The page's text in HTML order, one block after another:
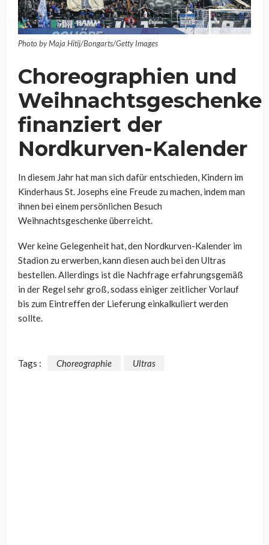
Photo by Maja Hitij/Bongarts/Getty Images
Choreographien und
Weihnachtsgeschenke
finanziert der
Nordkurven-Kalender
In diesem Jahr hat man sich dafür entschieden, Kindern im
Kinderhaus St. Josephs eine Freude zu machen, indem man
ihnen bei einem persönlichen Besuch
Weihnachtsgeschenke überreicht.
Wer keine Gelegenheit hat, den Nordkurven-Kalender im
Stadion zu erwerben, kann diesen auch bei den Ultras
bestellen. Allerdings ist die Nachfrage erfahrungsgemäß
in der Regel sehr groß, sodass einiger zeitlicher Vorlauf
bis zum Eintreffen der Lieferung einkalkuliert werden
sollte.
Tags : Choreographie Ultras